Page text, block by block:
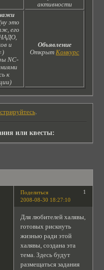
активности
это
его
и
NC-
к
Объявление
ОткрытКонкурс
.
или квесты:
Поделиться
1
2008-08-30 18:27:10
Для любителей халявы,
готовых рискнуть
жизнью ради этой
халявы, создана эта
тема. Здесь будут
размещаться задания